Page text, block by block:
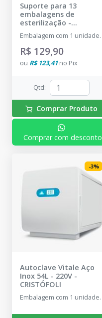
Suporte para 13
embalagens de
esterilização -
CRISTÓFOLI
Embalagem com 1 unidade.
R$ 129,90
ou R$ 123,41no Pix
Qtd:
Comprar Produto
Comprar com desconto
-3%
Autoclave Vitale Aço
Inox 54L - 220V -
CRISTÓFOLI
Embalagem com 1 unidade.